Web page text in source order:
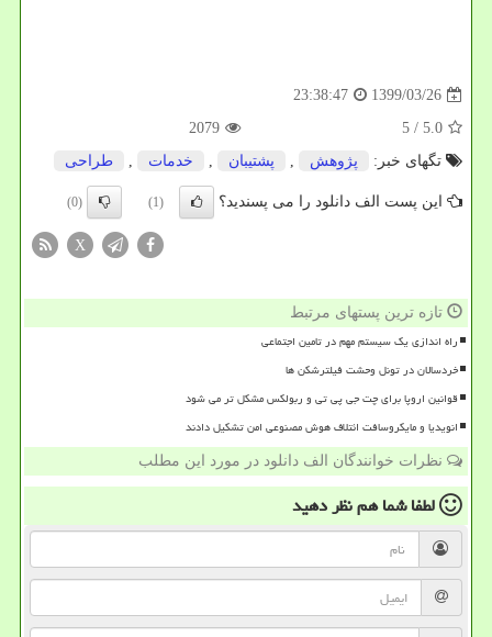
1399/03/26
23:38:47
5.0
/ 5
2079
تگهای خبر:
پژوهش , پشتیبان , خدمات , طراحی
این پست الف دانلود را می پسندید؟ (1)
(0)
X
تازه ترین پستهای مرتبط
راه اندازی یک سیستم مهم در تامین اجتماعی
خردسالان در تونل وحشت فیلترشکن ها
قوانین اروپا برای چت جی پی تی و ربولکس مشکل تر می شود
انویدیا و مایکروسافت ائتلاف هوش مصنوعی امن تشکیل دادند
نظرات خوانندگان الف دانلود در مورد این مطلب
لطفا شما همنظر دهید